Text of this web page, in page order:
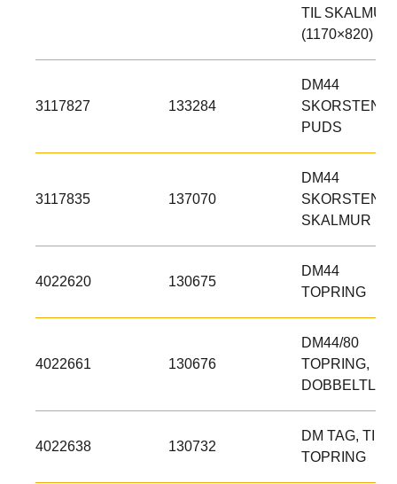
TIL SKALMUR
(1170×820)
3117827 133284
DM44
PUDS
3117835 137070
DM44
SKALMUR
4022620 130675
DM44
TOPRING
4022661 130676
DM44/80
TOPRING,
4022638 130732
DM TAG, TIL
TOPRING